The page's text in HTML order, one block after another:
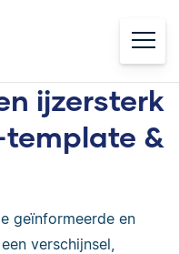
ijzersterk
template &
geïnformeerde en
verschijnsel,